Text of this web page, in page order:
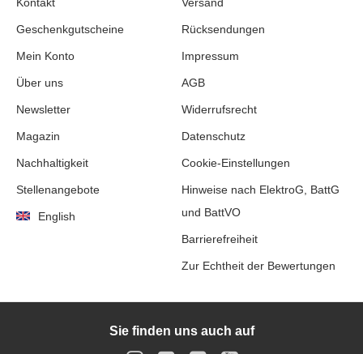
Kontakt
Geschenkgutscheine
Mein Konto
Über uns
Newsletter
Magazin
Nachhaltigkeit
Stellenangebote
English
Versand
Rücksendungen
Impressum
AGB
Widerrufsrecht
Datenschutz
Cookie-Einstellungen
Hinweise nach ElektroG, BattG
und BattVO
Barrierefreiheit
Zur Echtheit der Bewertungen
Sie finden uns auch auf